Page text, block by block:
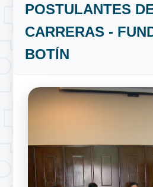
POSTULANTES
CARRERAS -
BOTÍN